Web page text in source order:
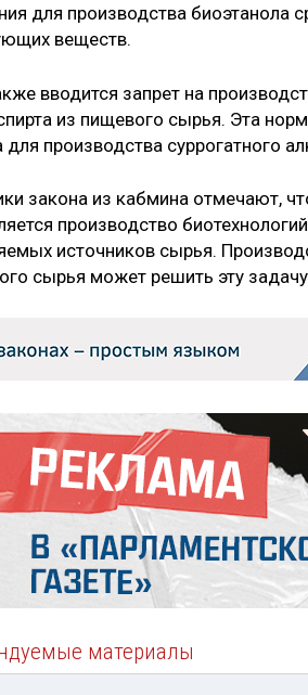
для производства биоэтанола
веществ.
вводится запрет на
из пищевого сырья. Эта
для производства суррогатного
закона из кабмина отмечают,
производство
источников сырья.
сырья может решить эту
материалы